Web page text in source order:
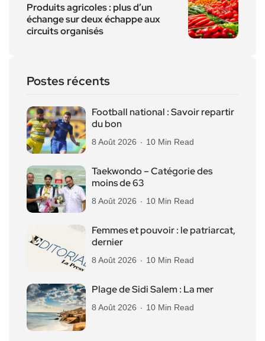
Produits agricoles : plus d’un
échange sur deux échappe aux
circuits organisés
Postes récents
Football national : Savoir repartir
du bon
8 Août 2026 10 Min Read
Taekwondo – Catégorie des
moins de 63
8 Août 2026 10 Min Read
Femmes et pouvoir : le patriarcat,
dernier
8 Août 2026 10 Min Read
Plage de Sidi Salem : La mer
8 Août 2026 10 Min Read